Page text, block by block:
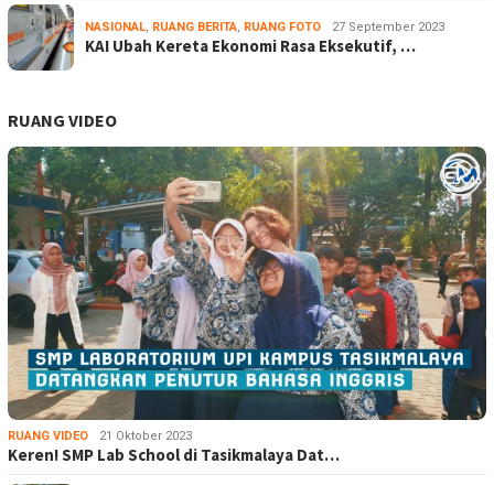
NASIONAL, RUANG BERITA, RUANG FOTO 27 September 2023
KAI Ubah Kereta Ekonomi Rasa Eksekutif, …
RUANG VIDEO
RUANG VIDEO 21 Oktober 2023
Keren! SMP Lab School di Tasikmalaya Dat…